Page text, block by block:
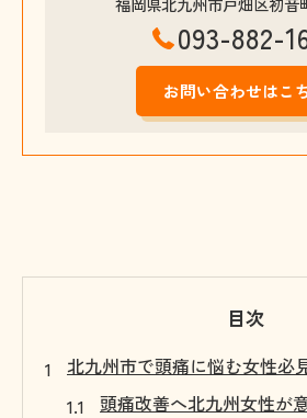
093-882-
お問い合わせはこ
目次
北九州市で頭痛に悩む女性必
頭痛改善へ北九州女性が